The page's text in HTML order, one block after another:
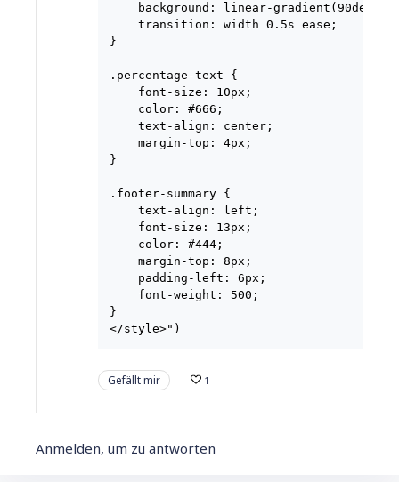
background: linear-gradient(90deg,
    transition: width 0.5s ease;
}
.percentage-text {
    font-size: 10px;
    color: #666;
    text-align: center;
    margin-top: 4px;
}
.footer-summary {
    text-align: left;
    font-size: 13px;
    color: #444;
    margin-top: 8px;
    padding-left: 6px;
    font-weight: 500;
}
Gefällt mir 1
Anmelden, um zu antworten